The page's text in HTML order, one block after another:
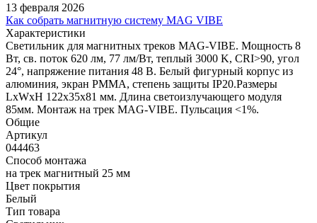
13 февраля 2026
Как собрать магнитную систему MAG VIBE
Характеристики
Светильник для магнитных треков MAG-VIBE. Мощность 8
Вт, св. поток 620 лм, 77 лм/Вт, теплый 3000 K, CRI>90, угол
24°, напряжение питания 48 В. Белый фигурный корпус из
алюминия, экран PMMA, степень защиты IP20.Размеры
LxWxH 122x35x81 мм. Длина светоизлучающего модуля
85мм. Монтаж на трек MAG-VIBE. Пульсация <1%.
Общие
Артикул
044463
Способ монтажа
на трек магнитный 25 мм
Цвет покрытия
Белый
Тип товара